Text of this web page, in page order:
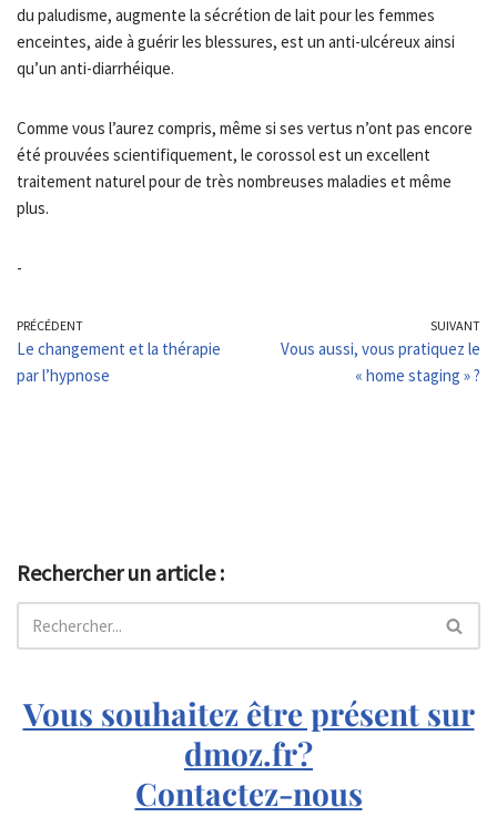
du paludisme, augmente la sécrétion de lait pour les femmes
enceintes, aide à guérir les blessures, est un anti-ulcéreux ainsi
qu’un anti-diarrhéique.
Comme vous l’aurez compris, même si ses vertus n’ont pas encore
été prouvées scientifiquement, le corossol est un excellent
traitement naturel pour de très nombreuses maladies et même
plus.
-
PRÉCÉDENT
Le changement et la thérapie
par l’hypnose
SUIVANT
Vous aussi, vous pratiquez le
« home staging » ?
Rechercher un article :
Vous souhaitez être présent sur
dmoz.fr?
Contactez-nous